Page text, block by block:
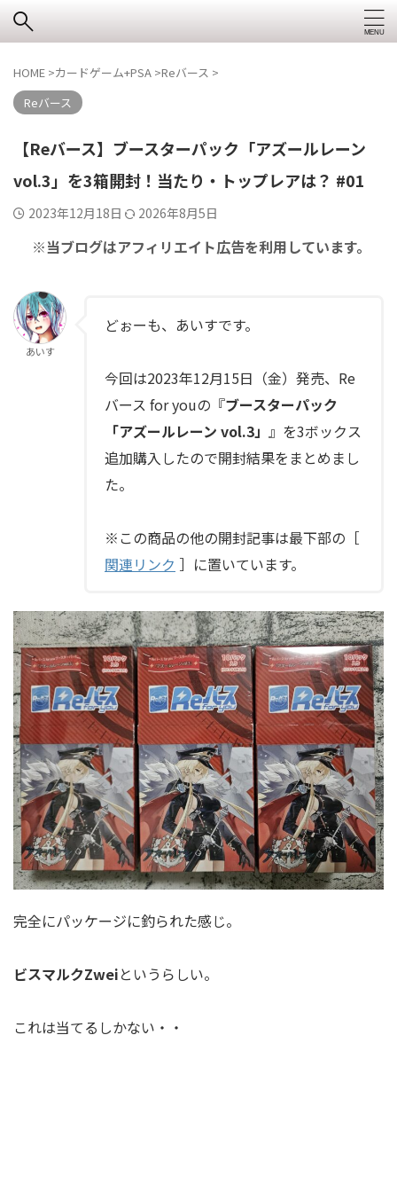
HOME >カードゲーム+PSA >Reバース >
Reバース
【Reバース】ブースターパック「アズールレーン
vol.3」を3箱開封！当たり・トップレアは？ #01
2023年12月18日 2026年8月5日
※当ブログはアフィリエイト広告を利用しています。
あいす
どぉーも、あいすです。
今回は2023年12月15日（金）発売、Re
バース for youの『ブースターパック
「アズールレーン vol.3」 』を3ボックス
追加購入したので開封結果をまとめまし
た。
※この商品の他の開封記事は最下部の［
関連リンク ］に置いています。
完全にパッケージに釣られた感じ。
ビスマルクZweiというらしい。
これは当てるしかない・・